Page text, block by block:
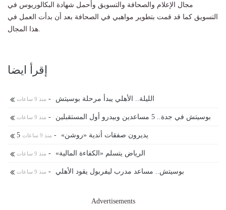
مجال الإعلام والصحافة والتسويق وأحمل شهادة البكالوريوس في
التسويق كما قد قمت بتطوير مواهبي في الصحافة بعد أن بدأت العمل في
إقرأ ايضا
الليلة.. الأهلي يبدأ مرحلة بوسيتش - منذ 9 ساعات
بوسيتش في جدة.. 5 مساعدين وبيدرو أول المستقبلين - منذ 9 ساعات
5 يديرون صفقات أندية «روشن» - منذ 9 ساعات
الرياض يتسلم «الكفاءة المالية» - منذ 9 ساعات
بوسيتش.. مساعد مدرب ليفربول يقود الأهلي - منذ 9 ساعات
Advertisements